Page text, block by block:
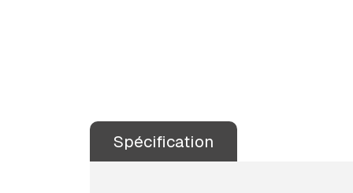
Spécification